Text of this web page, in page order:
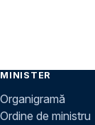
MINISTER
Organigramă
Ordine de ministru